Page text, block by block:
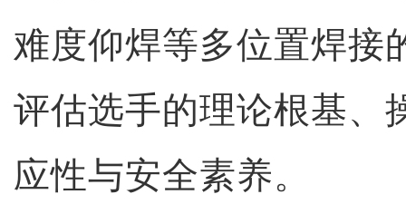
难度仰焊等多位置焊接
评估选手的理论根基、
应性与安全素养。